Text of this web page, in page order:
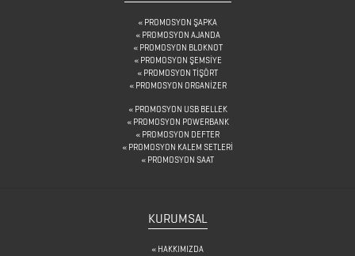
PROMOSYON ŞAPKA
PROMOSYON AJANDA
PROMOSYON BLOKNOT
PROMOSYON ŞEMSİYE
PROMOSYON TİŞÖRT
PROMOSYON ORGANİZER
PROMOSYON USB BELLEK
PROMOSYON POWERBANK
PROMOSYON DEFTER
PROMOSYON KALEM SETLERİ
PROMOSYON SAAT
KURUMSAL
HAKKIMIZDA